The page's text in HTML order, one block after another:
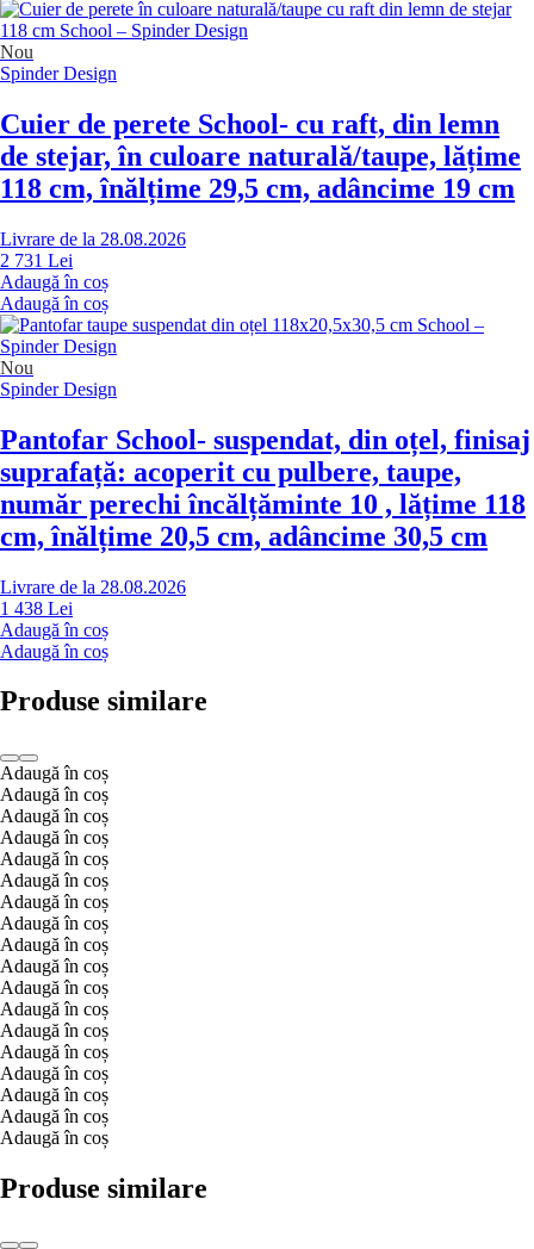
Nou
Spinder Design
Cuier de perete School- cu raft, din lemn
de stejar, în culoare naturală/taupe, lățime
118 cm, înălțime 29,5 cm, adâncime 19 cm
Livrare de la 28.08.2026
2 731 Lei
Adaugă în coș
Adaugă în coș
Nou
Spinder Design
Pantofar School- suspendat, din oțel, finisaj
suprafață: acoperit cu pulbere, taupe,
număr perechi încălțăminte 10 , lățime 118
cm, înălțime 20,5 cm, adâncime 30,5 cm
Livrare de la 28.08.2026
1 438 Lei
Adaugă în coș
Adaugă în coș
Produse similare
Adaugă în coș
Adaugă în coș
Adaugă în coș
Adaugă în coș
Adaugă în coș
Adaugă în coș
Adaugă în coș
Adaugă în coș
Adaugă în coș
Adaugă în coș
Adaugă în coș
Adaugă în coș
Adaugă în coș
Adaugă în coș
Adaugă în coș
Adaugă în coș
Adaugă în coș
Adaugă în coș
Produse similare